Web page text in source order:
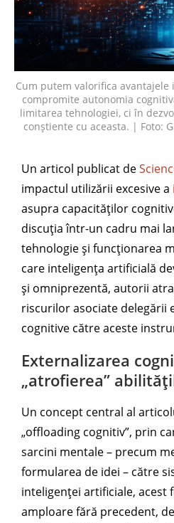
Cum putem valorifica
compromite autonomia
limitarea tehnologiei, ci în
conștiente cu aceasta. | Foto:
Un articol publicat de
impactul utilizării excesive a
asupra capacităților
discuția într-un cadru mai
tehnologie și funcționarea
care inteligența artificială
și omniprezentă, autorii
riscurilor asociate delegării
cognitive către aceste
Externalizarea
„atrofierea”
Un concept central al
„offloading cognitiv”, prin
sarcini mentale – precum
formularea de idei – către
inteligenței artificiale, acest
amploare fără precedent,